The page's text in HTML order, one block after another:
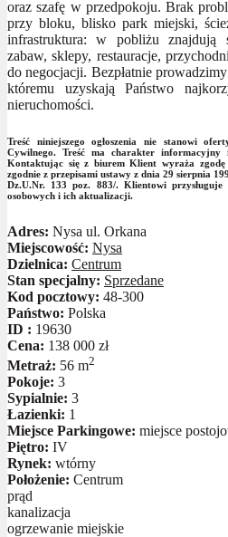
oraz szafę w przedpokoju. Brak
przy bloku, blisko park miejski,
infrastruktura: w pobliżu znajdują
zabaw, sklepy, restauracje,
do negocjacji. Bezpłatnie
któremu uzyskają Państwo
nieruchomości.
Treść niniejszego ogłoszenia nie stanowi
Cywilnego. Treść ma charakter
Kontaktując się z biurem Klient wyraża zgodę
zgodnie z przepisami ustawy z dnia 29 sierpnia
Dz.U.Nr. 133 poz. 883/. Klientowi
osobowych i ich aktualizacji.
Adres: Nysa ul. Orkana
Miejscowość: Nysa
Dzielnica: Centrum
Stan specjalny: Sprzedane
Kod pocztowy: 48-300
Państwo: Polska
ID : 19630
Cena: 138 000 zł
Metraż: 56 m2
Pokoje: 3
Sypialnie: 3
Łazienki: 1
Miejsce Parkingowe: miejsce
Piętro: IV
Rynek: wtórny
Położenie: Centrum
prąd
kanalizacja
ogrzewanie miejskie